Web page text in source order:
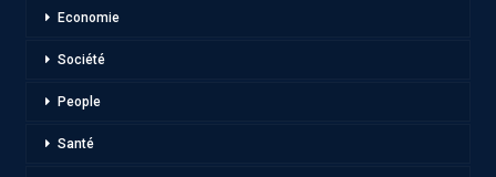
Economie
Société
People
Santé